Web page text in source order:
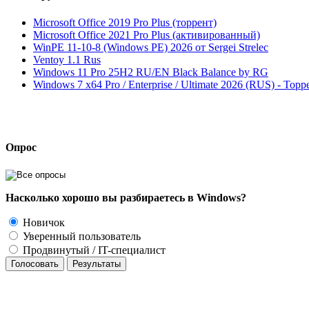
Microsoft Office 2019 Pro Plus (торрент)
Microsoft Office 2021 Pro Plus (активированный)
WinPE 11-10-8 (Windows PE) 2026 от Sergei Strelec
Ventoy 1.1 Rus
Windows 11 Pro 25H2 RU/EN Black Balance by RG
Windows 7 x64 Pro / Enterprise / Ultimate 2026 (RUS) -
Опрос
Насколько хорошо вы разбираетесь в Windows?
Новичок
Уверенный пользователь
Продвинутый / IT-специалист
Голосовать Результаты